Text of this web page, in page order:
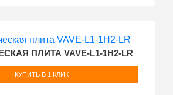
ПЛИТА VAVE-L1-1H2-LR
КУПИТЬ В 1 КЛИК